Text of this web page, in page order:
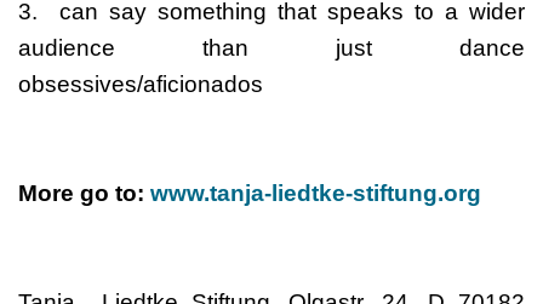
3. can say something that speaks to a wider
audience than just dance
obsessives/aficionados
More go to: www.tanja-liedtke-stiftung.org